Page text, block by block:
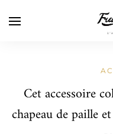
Cet accessoire
chapeau de paille